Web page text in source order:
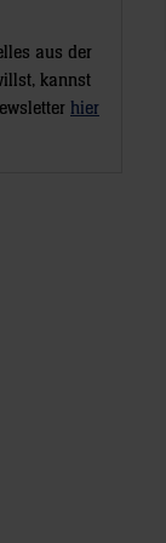
aus der
kannst
hier